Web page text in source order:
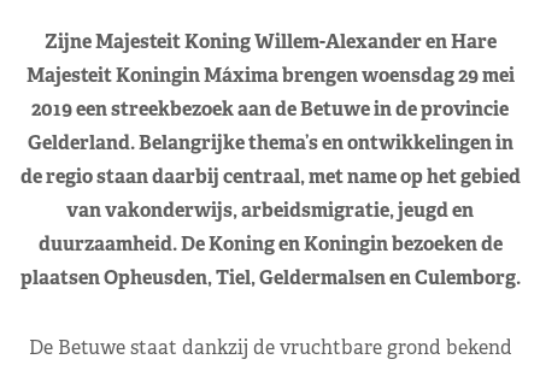
Zijne Majesteit Koning Willem-Alexander en Hare
Majesteit Koningin Máxima brengen woensdag 29 mei
2019 een streekbezoek aan de Betuwe in de provincie
Gelderland. Belangrijke thema’s en ontwikkelingen in
de regio staan daarbij centraal, met name op het gebied
van vakonderwijs, arbeidsmigratie, jeugd en
duurzaamheid. De Koning en Koningin bezoeken de
plaatsen Opheusden, Tiel, Geldermalsen en Culemborg.
De Betuwe staat dankzij de vruchtbare grond bekend